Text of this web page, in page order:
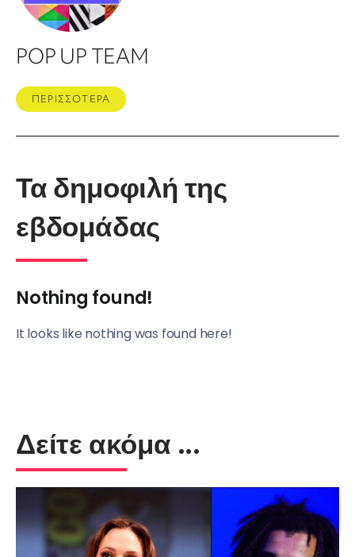
POP UP TEAM
ΠΕΡΙΣΣΟΤΕΡΑ
Τα δημοφιλή της
εβδομάδας
Nothing found!
It looks like nothing was found here!
Δείτε ακόμα ...